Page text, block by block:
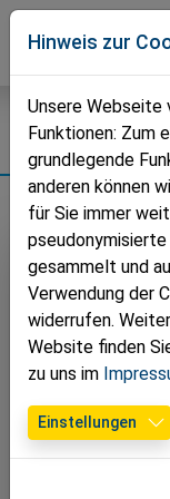
Direkt zur
Direkt zum Inhalt
Volkspartei
Gemeinde
Hinweis zur
Unsere Webseite
Funktionen: Zum
grundlegende
anderen können
für Sie immer
gesammelt und
Verwendung der
widerrufen.
Website finden
zu uns im
Einstellungen